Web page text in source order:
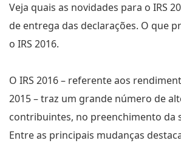
Veja quais as novidades para o IRS
de entrega das declarações. O que
o IRS 2016.
O IRS 2016 – referente aos
2015 – traz um grande número de
contribuintes, no preenchimento da
Entre as principais mudanças